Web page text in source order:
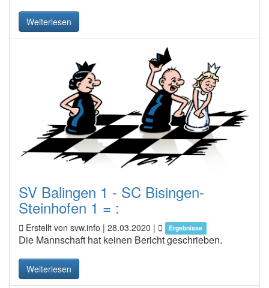
Weiterlesen
SV Balingen 1 - SC Bisingen-
Steinhofen 1 = :
Erstellt von svw.info | 28.03.2020 | Ergebnisse
Die Mannschaft hat keinen Bericht geschrieben.
Weiterlesen